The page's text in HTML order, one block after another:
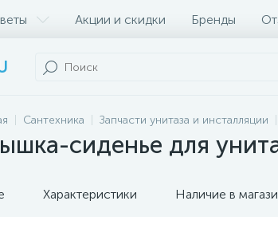
Акции и скидки Бренды
Сантехника Запчасти унитаза и инсталляции
сиденье для
Характеристики Наличие в